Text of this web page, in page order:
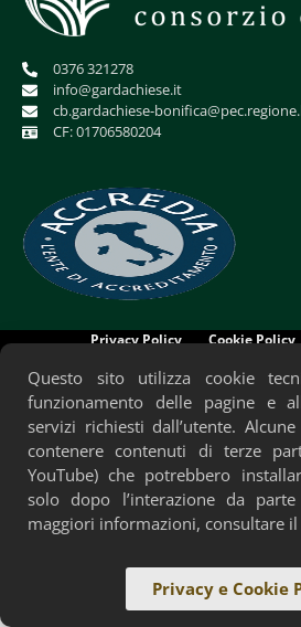
0376 321278
info@gardachiese.it
cb.gardachiese-
CF: 01706580204
Privacy Policy Cookie Policy
Questo sito utilizza cookie
funzionamento delle pagine e
servizi richiesti dall’utente.
contenere contenuti di terze
YouTube) che potrebbero
solo dopo l’interazione da parte
maggiori informazioni, consultare il
Privacy e Cookie